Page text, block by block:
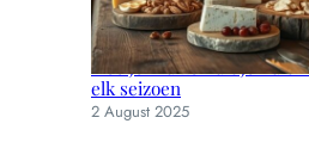
Hoe je muizen uit je huis
elk seizoen
2 August 2025